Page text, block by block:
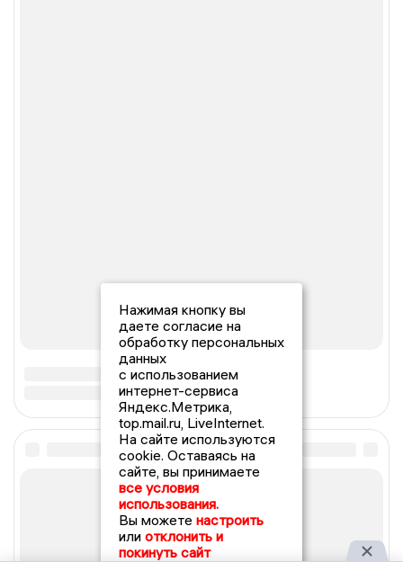
Нажимая кнопку вы
даете согласие на
обработку персональных
данных
с использованием
интернет-сервиса
Яндекс.Метрика,
top.mail.ru, LiveInternet.
На сайте используются
cookie. Оставаясь на
сайте, вы принимаете
все условия
использования.
Вы можете настроить
или отклонить и
покинуть сайт